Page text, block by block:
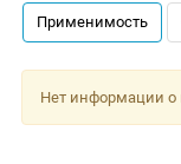
Применимость
Нет информации